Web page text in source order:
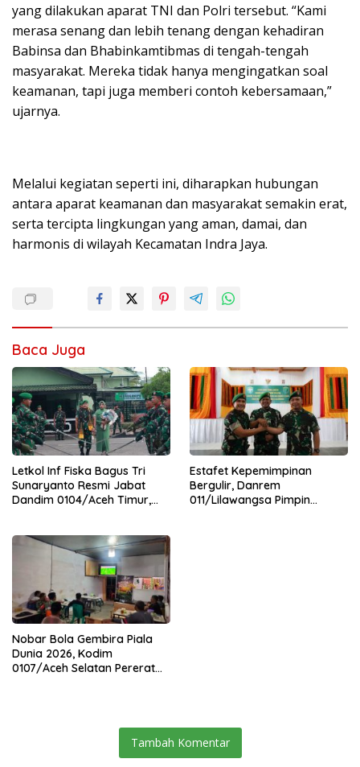
yang dilakukan aparat TNI dan Polri tersebut. “Kami
merasa senang dan lebih tenang dengan kehadiran
Babinsa dan Bhabinkamtibmas di tengah-tengah
masyarakat. Mereka tidak hanya mengingatkan soal
keamanan, tapi juga memberi contoh kebersamaan,”
ujarnya.
Melalui kegiatan seperti ini, diharapkan hubungan
antara aparat keamanan dan masyarakat semakin erat,
serta tercipta lingkungan yang aman, damai, dan
harmonis di wilayah Kecamatan Indra Jaya.
Baca Juga
Letkol Inf Fiska Bagus Tri
Sunaryanto Resmi Jabat
Dandim 0104/Aceh Timur,
0104/Atim
Estafet Kepemimpinan
Bergulir, Danrem
011/Lilawangsa Pimpin
Nobar Bola Gembira Piala
Dunia 2026, Kodim
0107/Aceh Selatan Pererat
Tambah Komentar